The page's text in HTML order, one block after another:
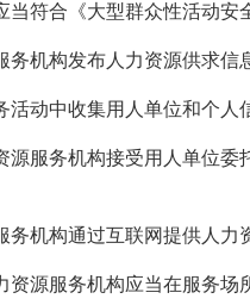
当符合《大型群众性活动安
机构发布人力资源供求信
活动中收集用人单位和个
服务机构接受用人单位委
机构通过互联网提供人力
源服务机构应当在服务场